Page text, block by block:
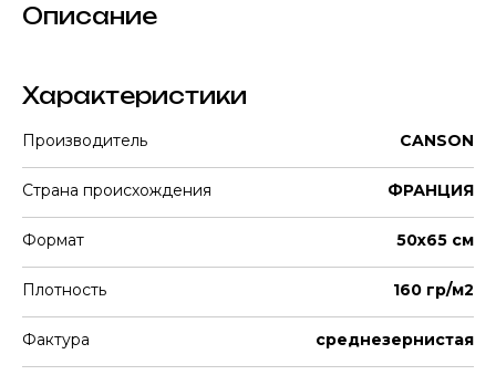
Описание
Характеристики
Производитель CANSON
Страна происхождения ФРАНЦИЯ
Формат 50х65 см
Плотность 160 гр/м2
Фактура среднезернистая